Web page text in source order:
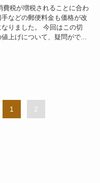
費税が増税されることに合わ
などの郵便料金も価格が改
りました。 今回はこの切
上げについて、疑問がで...
1 2